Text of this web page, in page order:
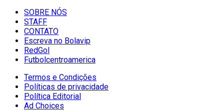
SOBRE NÓS
STAFF
CONTATO
Escreva no Bolavip
RedGol
Futbolcentroamerica
Termos e Condições
Políticas de privacidade
Política Editorial
Ad Choices